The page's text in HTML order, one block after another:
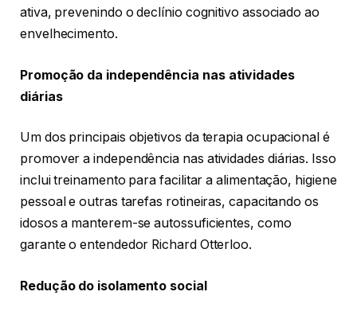
ativa, prevenindo o declínio cognitivo associado ao
envelhecimento.
Promoção da independência nas atividades
diárias
Um dos principais objetivos da terapia ocupacional é
promover a independência nas atividades diárias. Isso
inclui treinamento para facilitar a alimentação, higiene
pessoal e outras tarefas rotineiras, capacitando os
idosos a manterem-se autossuficientes, como
garante o entendedor Richard Otterloo.
Redução do isolamento social